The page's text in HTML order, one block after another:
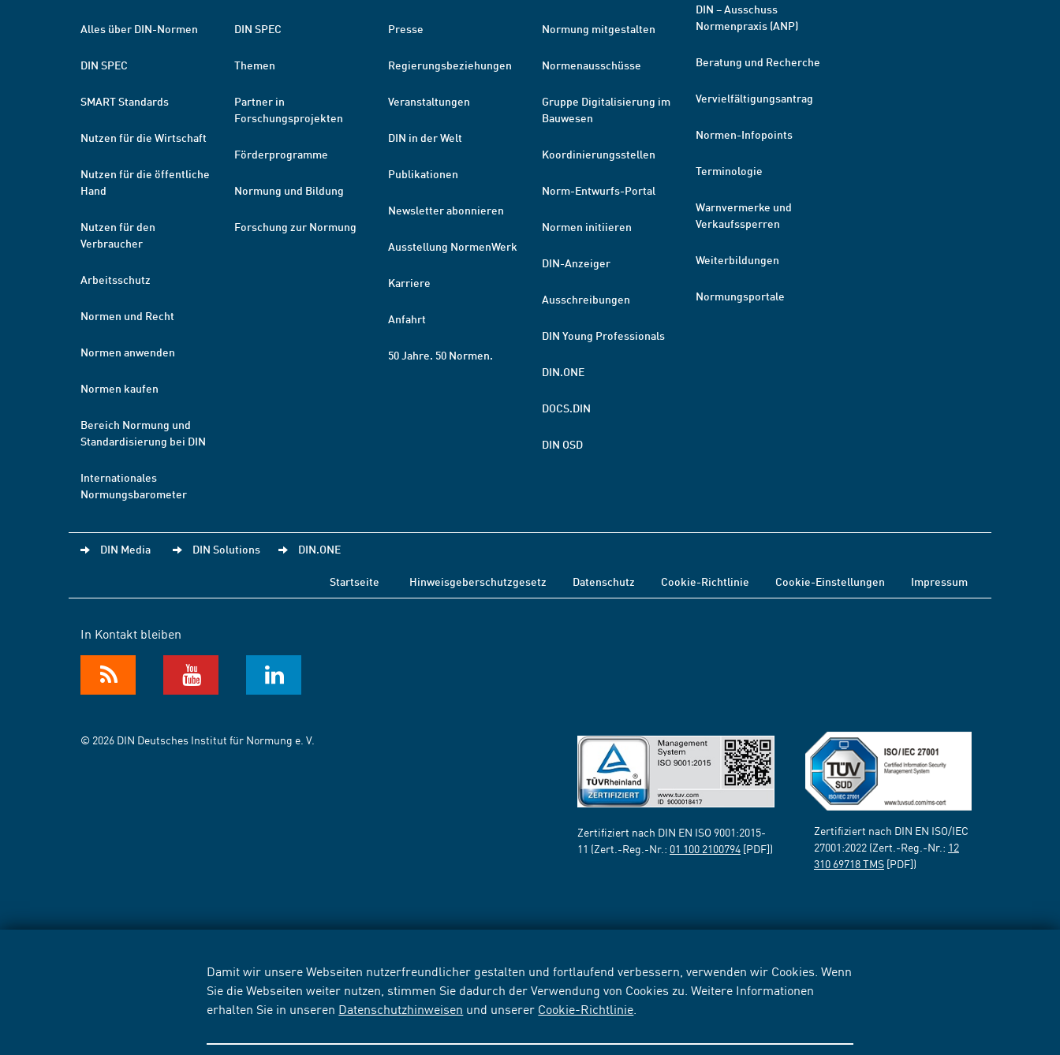
Damit wir unsere Webseiten nutzerfreundlicher gestalten und fortlaufend verbessern, verwenden wir Cookies. Wenn
Sie die Webseiten weiter nutzen, stimmen Sie dadurch der Verwendung von Cookies zu. Weitere Informationen
erhalten Sie in unseren Datenschutzhinweisen und unserer Cookie-Richtlinie
Alles über DIN-Normen
DIN SPEC
SMART Standards
Nutzen für die Wirtschaft
Nutzen für die öffentliche
Hand
Nutzen für den
Verbraucher
Arbeitsschutz
Normen und Recht
Normen anwenden
Normen kaufen
Bereich Normung und
Standardisierung bei DIN
Internationales
Normungsbarometer
DIN SPEC
Themen
Partner in
Forschungsprojekten
Förderprogramme
Normung und Bildung
Forschung zur Normung
Presse
Regierungsbeziehungen
Veranstaltungen
DIN in der Welt
Publikationen
Newsletter abonnieren
Ausstellung NormenWerk
Karriere
Anfahrt
50 Jahre. 50 Normen.
Normung mitgestalten
Normenausschüsse
Gruppe Digitalisierung im
Bauwesen
Koordinierungsstellen
Norm-Entwurfs-Portal
Normen initiieren
DIN-Anzeiger
Ausschreibungen
DIN Young Professionals
DIN.ONE
DOCS.DIN
DIN OSD
DIN – Ausschuss
Normenpraxis (ANP)
Beratung und Recherche
Vervielfältigungsantrag
Normen-Infopoints
Terminologie
Warnvermerke und
Verkaufssperren
Weiterbildungen
Normungsportale
DIN Media DIN Solutions DIN.ONE
Startseite Hinweisgeberschutzgesetz Datenschutz Cookie-Richtlinie Cookie-Einstellungen Impressum
In Kontakt bleiben
© 2026 DIN Deutsches Institut für Normung e. V.
Zertifiziert nach DIN EN ISO 9001:2015-
11 (Zert.-Reg.-Nr.: 01 100 2100794 [PDF])
Zertifiziert nach DIN EN ISO/IEC
27001:2022 (Zert.-Reg.-Nr.: 12
310 69718 TMS [PDF])